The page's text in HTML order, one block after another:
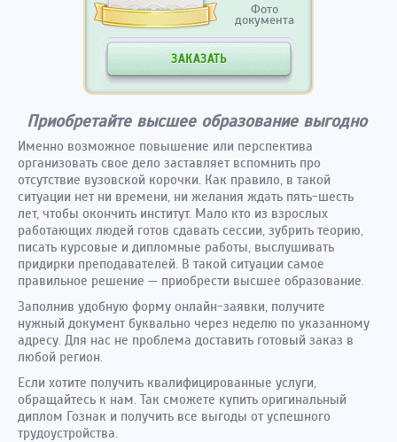
Фото
документа
ЗАКАЗАТЬ
Приобретайте высшее образование выгодно
Именно возможное повышение или перспектива
организовать свое дело заставляет вспомнить про
отсутствие вузовской корочки. Как правило, в такой
ситуации нет ни времени, ни желания ждать пять-шесть
лет, чтобы окончить институт. Мало кто из взрослых
работающих людей готов сдавать сессии, зубрить теорию,
писать курсовые и дипломные работы, выслушивать
придирки преподавателей. В такой ситуации самое
правильное решение — приобрести высшее образование.
Заполнив удобную форму онлайн-заявки, получите
нужный документ буквально через неделю по указанному
адресу. Для нас не проблема доставить готовый заказ в
любой регион.
Если хотите получить квалифицированные услуги,
обращайтесь к нам. Так сможете купить оригинальный
диплом Гознак и получить все выгоды от успешного
трудоустройства.